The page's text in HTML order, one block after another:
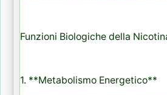
Funzioni Biologiche della
1. **Metabolismo Energetico**